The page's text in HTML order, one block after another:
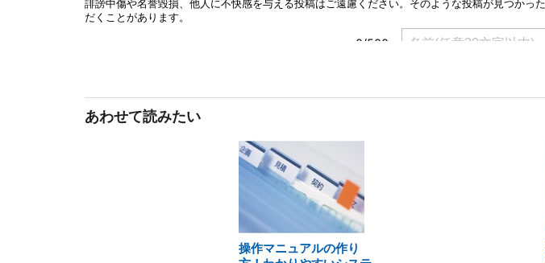
あわせて読みたい
操作マニュアルの作り